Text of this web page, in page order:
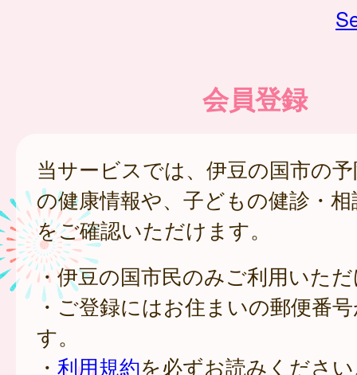
会員登録
当サービスでは、伊豆の国市の
の健康情報や、子どもの健診・
をご確認いただけます。
・伊豆の国市民のみご利用いた
・ご登録にはお住まいの郵便番
す。
・ 利用規約を必ずお読みくださ